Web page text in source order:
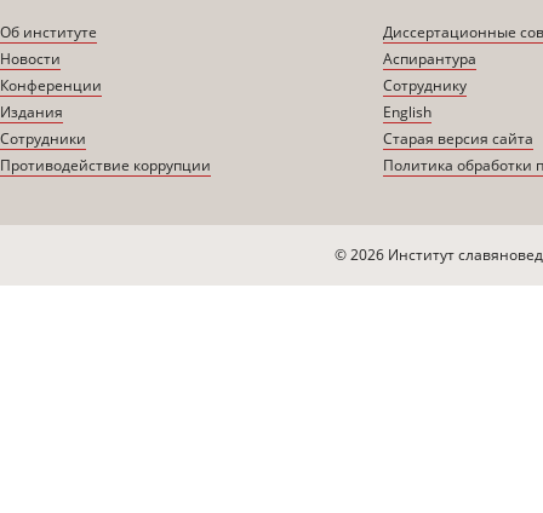
Об институте
Новости
Конференции
Издания
Сотрудники
Противодействие коррупции
Диссертационные
Аспирантура
Сотруднику
English
Старая версия сайта
Политика обработки
© 2026 Институт